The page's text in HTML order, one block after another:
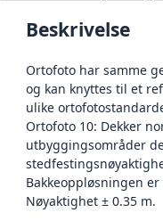
Beskrivelse
Ortofoto har samme
og kan knyttes til et
ulike
Ortofoto 10: Dekker
utbyggingsområder
Bakkeoppløsningen
Nøyaktighet ± 0.35 m.